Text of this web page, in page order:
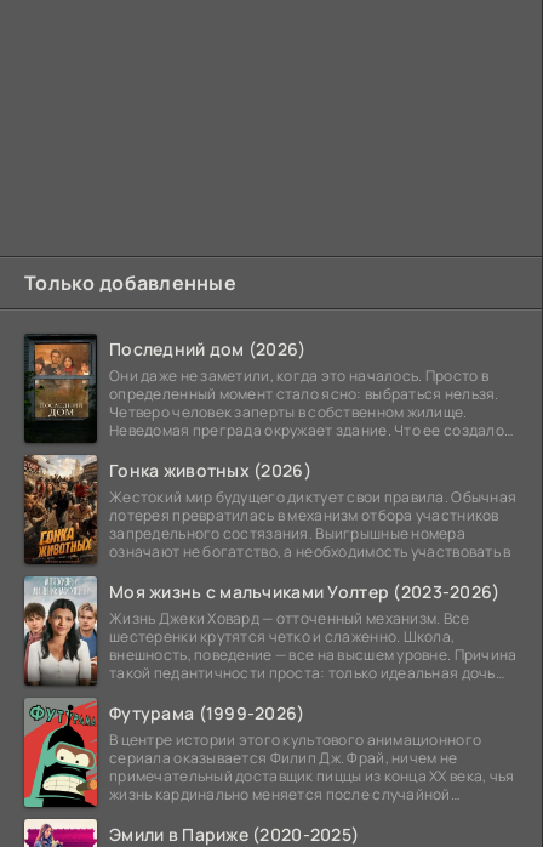
Только добавленные
Последний дом (2026)
Они даже не заметили, когда это началось. Просто в
определенный момент стало ясно: выбраться нельзя.
Четверо человек заперты в собственном жилище.
Неведомая преграда окружает здание. Что ее создало
Гонка животных (2026)
Жестокий мир будущего диктует свои правила. Обычная
лотерея превратилась в механизм отбора участников
запредельного состязания. Выигрышные номера
означают не богатство, а необходимость участвовать в
Моя жизнь с мальчиками Уолтер (2023-2026)
Жизнь Джеки Ховард — отточенный механизм. Все
шестеренки крутятся четко и слаженно. Школа,
внешность, поведение — все на высшем уровне. Причина
такой педантичности проста: только идеальная дочь
Футурама (1999-2026)
В центре истории этого культового анимационного
сериала оказывается Филип Дж. Фрай, ничем не
примечательный доставщик пиццы из конца XX века, чья
жизнь кардинально меняется после случайной
Эмили в Париже (2020-2025)